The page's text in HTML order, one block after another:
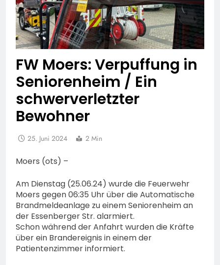
FW Moers: Verpuffung in
Seniorenheim / Ein
schwerverletzter
Bewohner
25. Juni 2024 2 Min
Moers (ots) –
Am Dienstag (25.06.24) wurde die Feuerwehr
Moers gegen 06:35 Uhr über die Automatische
Brandmeldeanlage zu einem Seniorenheim an
der Essenberger Str. alarmiert.
Schon während der Anfahrt wurden die Kräfte
über ein Brandereignis in einem der
Patientenzimmer informiert.